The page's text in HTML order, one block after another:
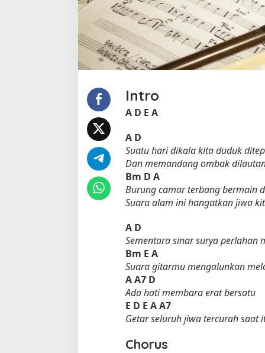
e
t
a
f
a
Intro
A D E A
A D
Suatu hari dikala kita duduk
Dan memandang ombak
Bm D A
Burung camar terbang bermain
Suara alam ini hangatkan jiwa
A D
Sementara sinar surya perlahan
Bm E A
Suara gitarmu mengalunkan
AA7 D
Ada hati membara erat bersatu
E D E AA7
Getar seluruh jiwa tercurah saat
Chorus